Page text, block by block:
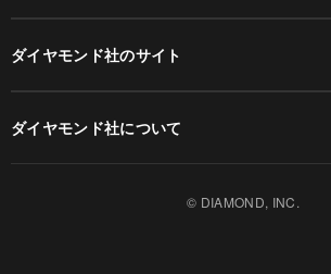
ダイヤモンド社のサイト
ダイヤモンド社について
© DIAMOND, INC.